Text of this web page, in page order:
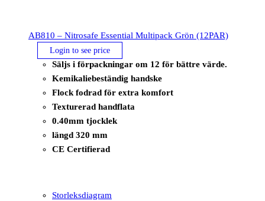
AB810 – Nitrosafe Essential Multipack Grön (12PAR)
Login to see price
Säljs i förpackningar om 12 för bättre värde.
Kemikaliebeständig handske
Flock fodrad för extra komfort
Texturerad handflata
0.40mm tjocklek
längd 320 mm
CE Certifierad
Storleksdiagram